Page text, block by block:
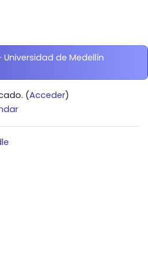
de Medellín
(Acceder)